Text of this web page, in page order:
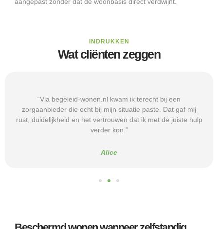
aangepast zonder dat de woonbasis direct verdwijnt.
INDRUKKEN
Wat cliënten zeggen
“Via begeleid-wonen.nl kwam ik terecht bij een
zorgaanbieder die echt bij mijn situatie paste. Dat gaf mij
rust, duidelijkheid en het vertrouwen dat ik met de juiste hulp
verder kon.”
Alice